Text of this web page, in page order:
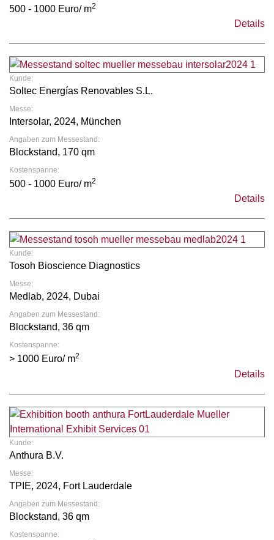
500 - 1000 Euro/ m2
Details
Kunde:
Soltec Energías Renovables S.L.
Messe:
Intersolar, 2024, München
Angaben zum Messestand:
Blockstand, 170 qm
Kostenspanne:
500 - 1000 Euro/ m2
Details
Kunde:
Tosoh Bioscience Diagnostics
Messe:
Medlab, 2024, Dubai
Angaben zum Messestand:
Blockstand, 36 qm
Kostenspanne:
> 1000 Euro/ m2
Details
Kunde:
Anthura B.V.
Messe:
TPIE, 2024, Fort Lauderdale
Angaben zum Messestand:
Blockstand, 36 qm
Kostenspanne: